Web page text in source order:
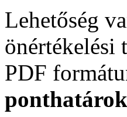
Lehetőség
önértékelési
PDF
ponthatárok